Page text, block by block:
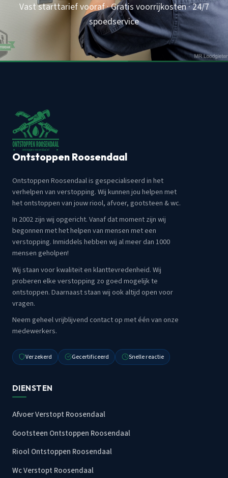
Vast starttarief vooraf · Gratis voorrijkosten · 24/7
spoedservice
Ontstoppen Roosendaal
Ontstoppen Roosendaal is gespecialiseerd in het
verhelpen van verstopping. Wij kunnen jou helpen met
het ontstoppen van jouw riool, afvoer, gootsteen & wc.
In 2002 zijn wij opgericht. Vanaf dat moment zijn wij
begonnen met het helpen van mensen met een
verstopping. Inmiddels hebben wij al meer dan 1000
mensen geholpen!
Wij staan voor kwaliteit en klanttevredenheid. Wij
proberen elke verstopping zo goed mogelijk te
ontstoppen. Daarnaast staan wij ook altijd open voor
vragen.
Neem geheel vrijblijvend contact op met één van onze
medewerkers.
Verzekerd Gecertificeerd Snelle reactie
DIENSTEN
Afvoer Verstopt Roosendaal
Gootsteen Ontstoppen Roosendaal
Riool Ontstoppen Roosendaal
Wc Verstopt Roosendaal